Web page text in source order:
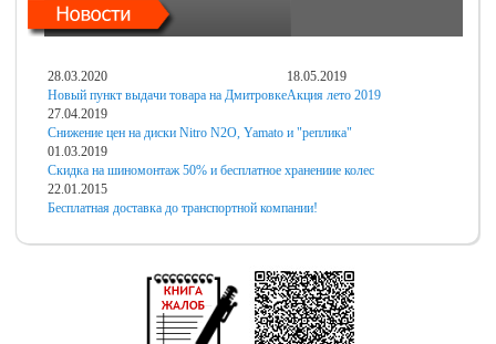
28.03.2020
Новый пункт выдачи товара на Дмитровке
18.05.2019
Акция лето 2019
27.04.2019
Снижение цен на диски Nitro N2O, Yamato и "реплика"
01.03.2019
Скидка на шиномонтаж 50% и бесплатное хранениие колес
22.01.2015
Бесплатная доставка до транспортной компании!